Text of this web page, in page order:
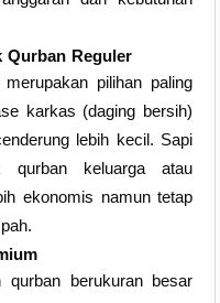
Qurban Reguler
pilihan paling
karkas (daging bersih)
lebih kecil. Sapi
keluarga atau
ekonomis namun tetap
berukuran besar